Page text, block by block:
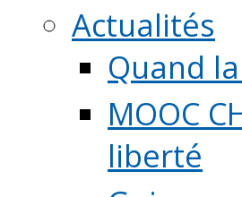
Actualités
Quand
MOOC
liberté